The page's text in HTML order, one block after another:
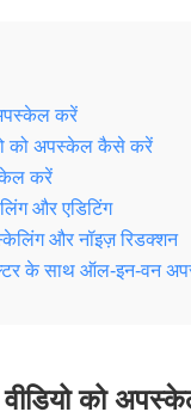
करें
को अपस्केल कैसे करें
करें
और एडिटिंग
और नॉइज़ रिडक्शन
के साथ ऑल-इन-वन
को